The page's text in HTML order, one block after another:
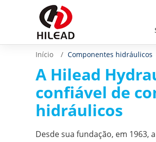
Início Componentes hidráulicos
A Hilead
confiável de
hidráulicos
Desde sua fundação, em 1963,